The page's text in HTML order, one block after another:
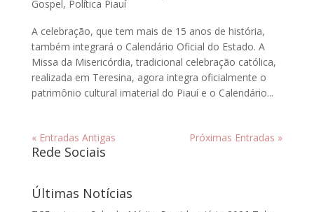
Gospel, Política Piauí
A celebração, que tem mais de 15 anos de história,
também integrará o Calendário Oficial do Estado. A
Missa da Misericórdia, tradicional celebração católica,
realizada em Teresina, agora integra oficialmente o
patrimônio cultural imaterial do Piauí e o Calendário...
« Entradas Antigas Próximas Entradas »
Rede Sociais
Últimas Notícias